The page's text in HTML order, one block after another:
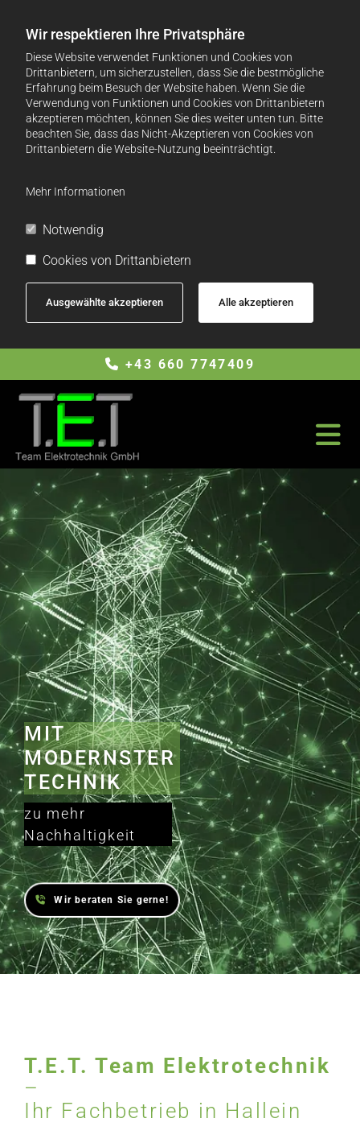
Wir respektieren Ihre Privatsphäre
Diese Website verwendet Funktionen und Cookies von
Drittanbietern, um sicherzustellen, dass Sie die bestmögliche
Erfahrung beim Besuch der Website haben. Wenn Sie die
Verwendung von Funktionen und Cookies von Drittanbietern
akzeptieren möchten, können Sie dies weiter unten tun. Bitte
beachten Sie, dass das Nicht-Akzeptieren von Cookies von
Drittanbietern die Website-Nutzung beeinträchtigt.
Mehr Informationen
Notwendig
Cookies von Drittanbietern
Ausgewählte akzeptieren Alle akzeptieren
 +43 660 7747409
MIT
MODERNSTER
TECHNIK
zu mehr
Nachhaltigkeit
Wir beraten Sie gerne!
T.E.T. Team Elektrotechnik
–
Ihr Fachbetrieb in Hallein